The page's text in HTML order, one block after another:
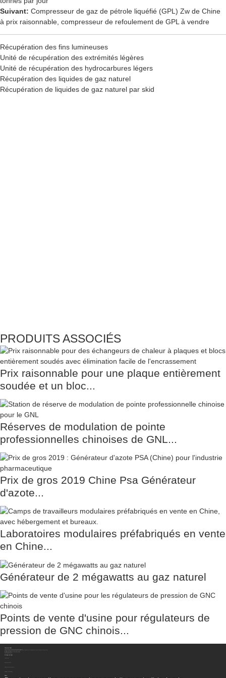
Suivant: Compresseur de gaz de pétrole liquéfié (GPL) Zw de Chine
à prix raisonnable, compresseur de refoulement de GPL à vendre
Récupération des fins lumineuses
Unité de récupération des extrémités légères
Unité de récupération des hydrocarbures légers
Récupération des liquides de gaz naturel
Récupération de liquides de gaz naturel par skid
PRODUITS ASSOCIÉS
Prix ​​raisonnable pour une plaque entièrement
soudée et un bloc...
Réserves de modulation de pointe
professionnelles chinoises de GNL...
Prix ​​de gros 2019 Chine Psa Générateur
d'azote...
Laboratoires modulaires préfabriqués en vente
en Chine...
Générateur de 2 mégawatts au gaz naturel
Points de vente d'usine pour régulateurs de
pression de GNC chinois...
À Propos De Nous
Bulletin